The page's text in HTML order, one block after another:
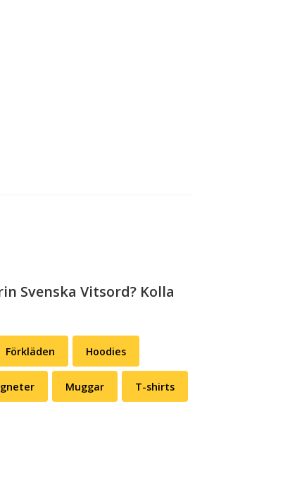
Svenska Vitsord? Kolla
Förkläden Hoodies
Muggar T-shirts